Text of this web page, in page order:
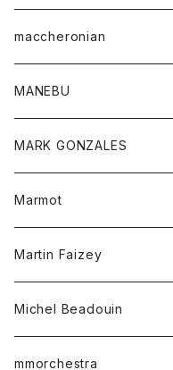
Tシャツ
ベスト
ポロシャツ
ロングスリーブTシャツ
セーター
チュニック
ワンピース
Tシャツ
カットソー
シャツ
ロングスリーブテーシャツ
maccheronian
靴
MANEBU
靴
MARK GONZALES
トップス
Tシャツ
Marmot
Martin Faizey
ベルト
Michel Beadouin
トップス
mmorchestra